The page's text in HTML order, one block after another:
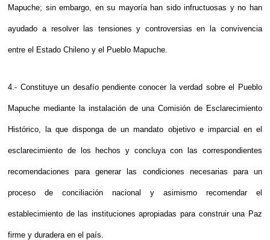
Mapuche; sin embargo, en su mayoría han sido infructuosas y no han
ayudado a resolver las tensiones y controversias en la convivencia
entre el Estado Chileno y el Pueblo Mapuche.
4.- Constituye un desafío pendiente conocer la verdad sobre el Pueblo
Mapuche mediante la instalación de una Comisión de Esclarecimiento
Histórico, la que disponga de un mandato objetivo e imparcial en el
esclarecimiento de los hechos y concluya con las correspondientes
recomendaciones para generar las condiciones necesarias para un
proceso de conciliación nacional y asimismo recomendar el
establecimiento de las instituciones apropiadas para construir una Paz
firme y duradera en el país.